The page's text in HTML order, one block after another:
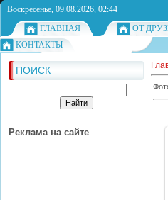
Воскресенье, 09.08.2026, 02:44
ГЛАВНАЯ
ОТ
КОНТАКТЫ
ПОИСК
Реклама на сайте